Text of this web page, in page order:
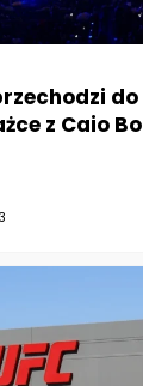
z Caio